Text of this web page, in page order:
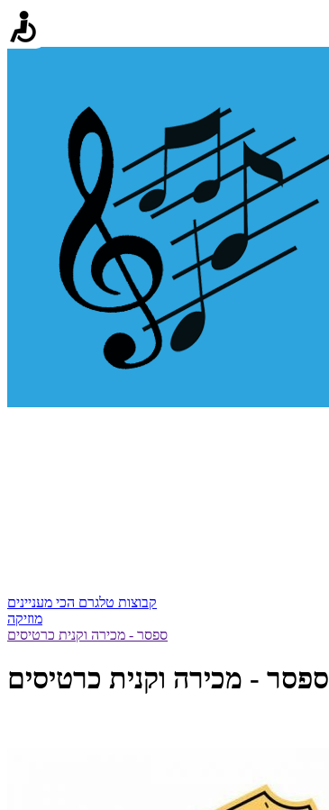
קבוצות טלגרם הכי מעניינים
מוזיקה
ספסר - מכירה וקנית כרטיסים
ספסר - מכירה וקנית כרטיסים